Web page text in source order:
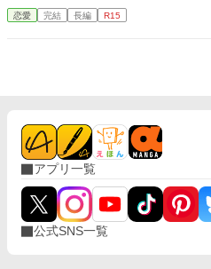
とわたしのそばからいな
は守るべき存在の元へと行ってしまう。 ★ 短
恋愛 完結 長編 R15
アプリ一覧
公式SNS一覧